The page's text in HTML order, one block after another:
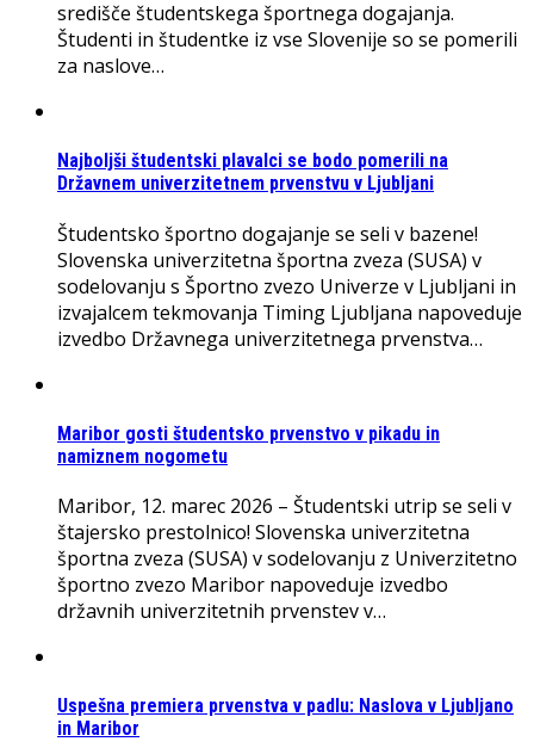
središče študentskega športnega dogajanja.
Študenti in študentke iz vse Slovenije so se pomerili
za naslove…
Najboljši študentski plavalci se bodo pomerili na
Državnem univerzitetnem prvenstvu v Ljubljani
Študentsko športno dogajanje se seli v bazene!
Slovenska univerzitetna športna zveza (SUSA) v
sodelovanju s Športno zvezo Univerze v Ljubljani in
izvajalcem tekmovanja Timing Ljubljana napoveduje
izvedbo Državnega univerzitetnega prvenstva…
Maribor gosti študentsko prvenstvo v pikadu in
namiznem nogometu
Maribor, 12. marec 2026 – Študentski utrip se seli v
štajersko prestolnico! Slovenska univerzitetna
športna zveza (SUSA) v sodelovanju z Univerzitetno
športno zvezo Maribor napoveduje izvedbo
državnih univerzitetnih prvenstev v…
Uspešna premiera prvenstva v padlu: Naslova v Ljubljano
in Maribor